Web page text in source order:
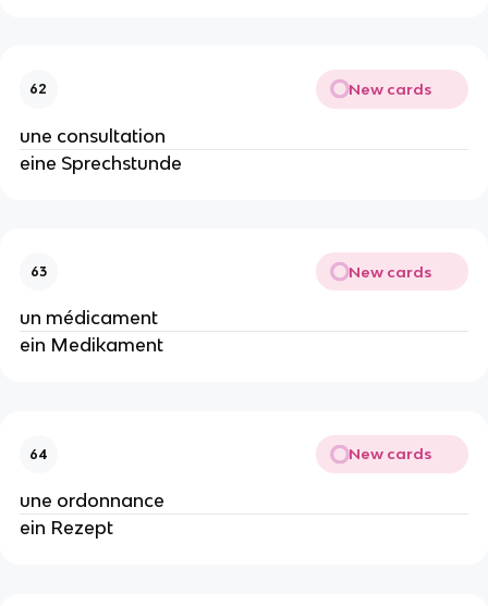
62 New cards
une consultation
eine Sprechstunde
63 New cards
un médicament
ein Medikament
64 New cards
une ordonnance
ein Rezept